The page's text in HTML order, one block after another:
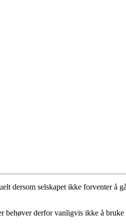
dersom selskapet ikke forventer å
behøver derfor vanligvis ikke å bruke